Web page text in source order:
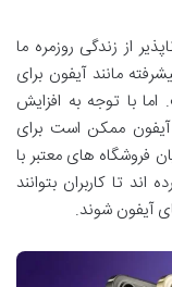
از زندگی روزمره ما
مانند آیفون برای
با توجه به افزایش
آیفون ممکن است برای
فروشگاه های معتبر با
تا کاربران بتوانند
آیفون شوند.